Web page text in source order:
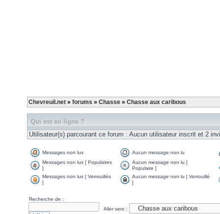
Chevreuil.net » forums » Chasse » Chasse aux caribous
Qui est en ligne ?
Utilisateur(s) parcourant ce forum : Aucun utilisateur inscrit et 2
Messages non lus
Aucun message non lu
Messages non lus [ Populaires
]
Aucun message non lu [
Populaire ]
Messages non lus [ Verrouillés
]
Aucun message non lu [ Verrouillé
]
Recherche de :
Aller vers :